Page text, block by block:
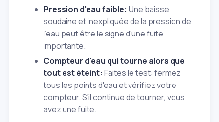
Pression d'eau faible: Une baisse
soudaine et inexpliquée de la pression de
l'eau peut être le signe d'une fuite
importante.
Compteur d'eau qui tourne alors que
tout est éteint: Faites le test: fermez
tous les points d'eau et vérifiez votre
compteur. S'il continue de tourner, vous
avez une fuite.